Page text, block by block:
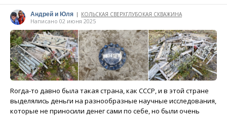
Андрей и Юля | КОЛЬСКАЯ СВЕРХГЛУБОКАЯ СКВАЖИНА
Написано 02 июня 2025
Rогда-то давно была такая страна, как СССР, и в этой стране
выделялись деньги на разнообразные научные исследования,
которые не приносили денег сами по себе, но были очень